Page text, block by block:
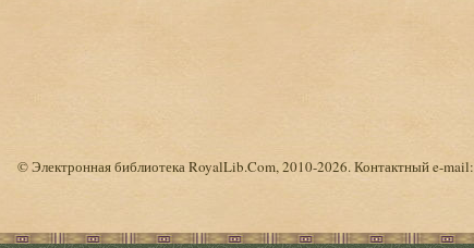
© Электронная библиотека RoyalLib.Com, 2010-2026. Контактный e-mail: